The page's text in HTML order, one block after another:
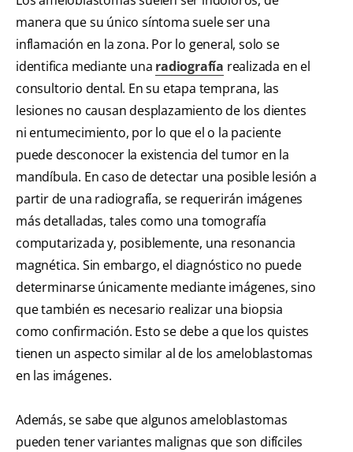
manera que su único síntoma suele ser una
inflamación en la zona. Por lo general, solo se
identifica mediante una radiografía realizada en el
consultorio dental. En su etapa temprana, las
lesiones no causan desplazamiento de los dientes
ni entumecimiento, por lo que el o la paciente
puede desconocer la existencia del tumor en la
mandíbula. En caso de detectar una posible lesión a
partir de una radiografía, se requerirán imágenes
más detalladas, tales como una tomografía
computarizada y, posiblemente, una resonancia
magnética. Sin embargo, el diagnóstico no puede
determinarse únicamente mediante imágenes, sino
que también es necesario realizar una biopsia
como confirmación. Esto se debe a que los quistes
tienen un aspecto similar al de los ameloblastomas
en las imágenes.
Además, se sabe que algunos ameloblastomas
pueden tener variantes malignas que son difíciles